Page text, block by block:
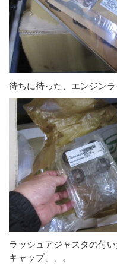
待ちに待った、エンジン
ラッシュアジャスタの付
キャップ、、。